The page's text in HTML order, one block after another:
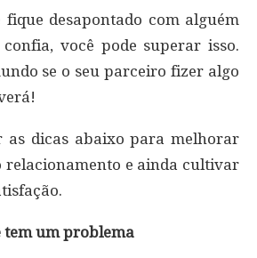
fique desapontado com alguém
você pode superar isso.
se o seu parceiro fizer algo
as dicas abaixo para melhorar
relacionamento e ainda cultivar
tem um problema